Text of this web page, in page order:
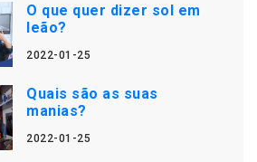
O que quer dizer sol em
leão?
2022-01-25
Quais são as suas
manias?
2022-01-25